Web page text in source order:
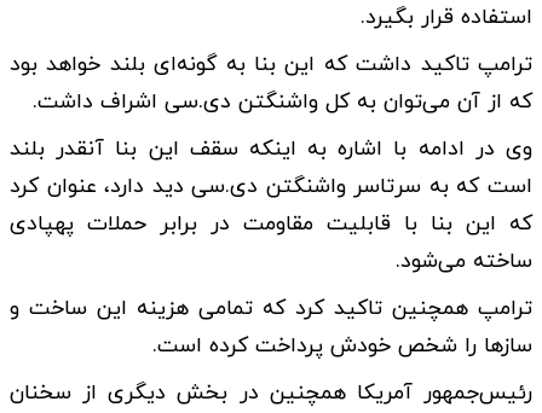
استفاده قرار بگیرد.
ترامپ تاکید داشت که این بنا به گونه‌ای بلند خواهد بود
که از آن می‌توان به کل واشنگتن دی‌.سی اشراف داشت.
وی در ادامه با اشاره به اینکه سقف این بنا آنقدر بلند
است که به سرتاسر واشنگتن دی‌.سی دید دارد، عنوان کرد
که این بنا با قابلیت مقاومت در برابر حملات پهپادی
ساخته می‌شود.
ترامپ همچنین تاکید کرد که تمامی هزینه این ساخت و
سازها را شخص خودش پرداخت کرده است.
رئیس‌جمهور آمریکا همچنین در بخش دیگری از سخنان